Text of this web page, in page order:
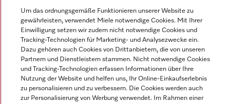
© Miele & Cie. KG.
Um das ordnungsgemäße Funktionieren unserer Website zu
gewährleisten, verwendet Miele notwendige Cookies. Mit Ihrer
Einwilligung setzen wir zudem nicht notwendige Cookies und
Tracking-Technologien für Marketing- und Analysezwecke ein.
Dazu gehören auch Cookies von Drittanbietern, die von unseren
Partnern und Dienstleistern stammen. Nicht notwendige Cookies
und Tracking-Technologien erfassen Informationen über Ihre
Nutzung der Website und helfen uns, Ihr Online-Einkaufserlebnis
zu personalisieren und zu verbessern. Die Cookies werden auch
zur Personalisierung von Werbung verwendet. Im Rahmen einer